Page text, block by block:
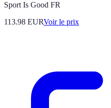
Sport Is Good FR
113.98 EURVoir le prix